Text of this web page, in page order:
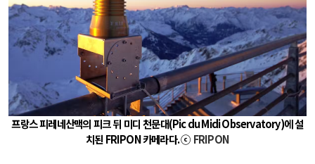
프랑스 피레네산맥의 피크 뒤 미디 천문대(Pic du Midi Observatory)에 설
치된 FRIPON카메라다.ⓒ FRIPON